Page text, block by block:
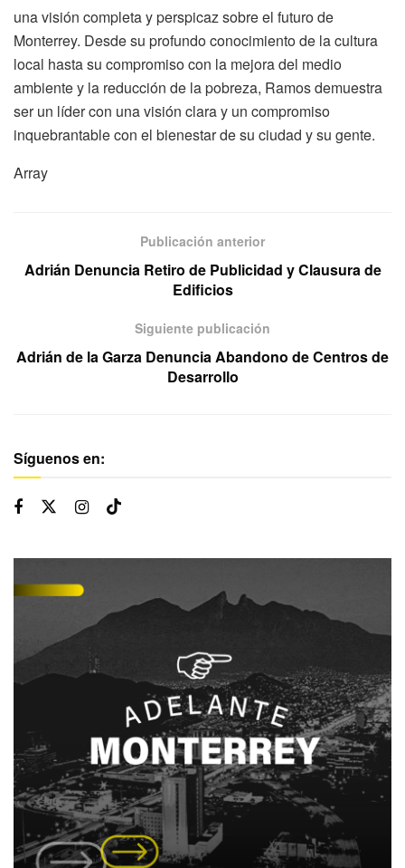
una visión completa y perspicaz sobre el futuro de
Monterrey. Desde su profundo conocimiento de la cultura
local hasta su compromiso con la mejora del medio
ambiente y la reducción de la pobreza, Ramos demuestra
ser un líder con una visión clara y un compromiso
inquebrantable con el bienestar de su ciudad y su gente.
Array
Publicación anterior
Adrián Denuncia Retiro de Publicidad y Clausura de
Edificios
Siguiente publicación
Adrián de la Garza Denuncia Abandono de Centros de
Desarrollo
Síguenos en: